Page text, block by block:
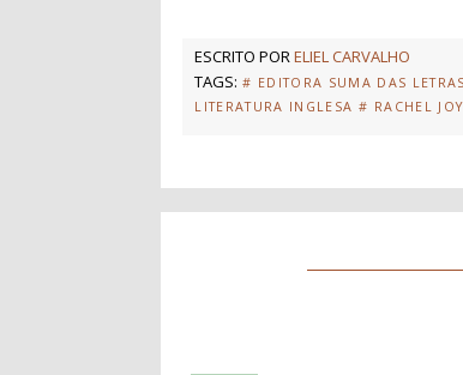
ESCRITO PORELIEL CARVALHO
TAGS: # EDITORA SUMA DAS LETRAS
LITERATURA INGLESA # RACHEL